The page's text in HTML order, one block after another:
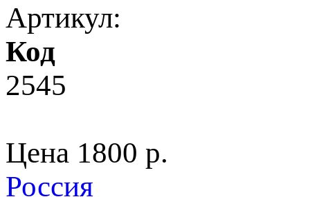
Артикул:
Код
2545
Цена 1800 p.
Россия